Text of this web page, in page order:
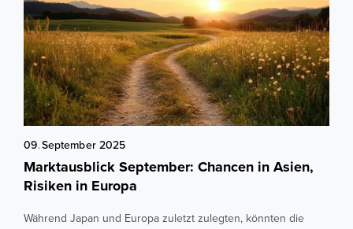
09.September 2025
Marktausblick September: Chancen in Asien,
Risiken in Europa
Während Japan und Europa zuletzt zulegten, könnten die